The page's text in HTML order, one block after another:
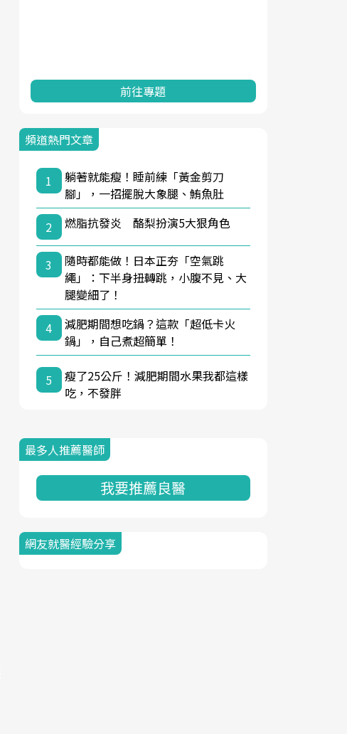
前往專題
頻道熱門文章
1
躺著就能瘦！睡前練「黃金剪刀
腳」，一招擺脫大象腿、鮪魚肚
2
燃脂抗發炎 酪梨扮演5大狠角色
3
隨時都能做！日本正夯「空氣跳
繩」：下半身扭轉跳，小腹不見、大
腿變細了！
4
減肥期間想吃鍋？這款「超低卡火
鍋」，自己煮超簡單！
5
瘦了25公斤！減肥期間水果我都這樣
吃，不發胖
最多人推薦醫師
我要推薦良醫
網友就醫經驗分享